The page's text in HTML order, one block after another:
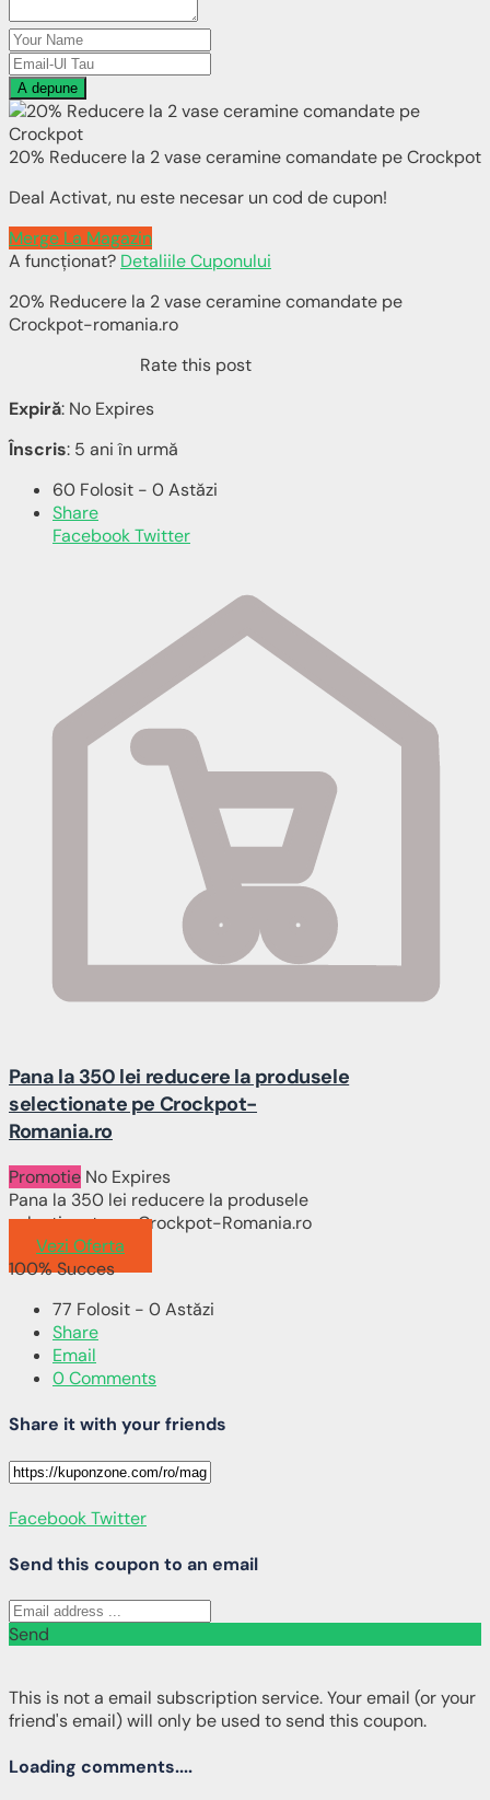
A depune
20% Reducere la 2 vase ceramine comandate pe Crockpot
Deal Activat, nu este necesar un cod de cupon!
Merge La Magazin
A funcționat? Detaliile Cuponului
20% Reducere la 2 vase ceramine comandate pe
Crockpot-romania.ro
Rate this post
Expiră: No Expires
Înscris: 5 ani în urmă
60 Folosit - 0 Astăzi
Share
FacebookTwitter
Pana la 350 lei reducere la produsele
selectionate pe Crockpot-
Romania.ro
Promotie No Expires
Pana la 350 lei reducere la produsele
selectionate pe Crockpot-Romania.ro
Vezi Oferta
100% Succes
77 Folosit - 0 Astăzi
Share
Email
0 Comments
Share it with your friends
FacebookTwitter
Send this coupon to an email
Send
This is not a email subscription service. Your email (or your
friend's email) will only be used to send this coupon.
Loading comments....